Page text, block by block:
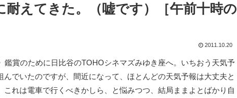
えてきた。（嘘です）［午前十時の
2011.10.20
鑑賞のために日比谷のTOHOシネマズみゆき座へ。いちおう天気予
でいたのですが、間近になって、ほとんどの天気予報は大丈夫と
れは電車で行くべきかしら、と悩みつつ、結局ままよとばかり自